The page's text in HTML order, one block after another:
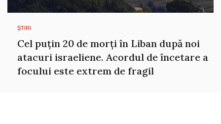
ȘTIRI
Cel puțin 20 de morți în Liban după noi
atacuri israeliene. Acordul de încetare a
focului este extrem de fragil